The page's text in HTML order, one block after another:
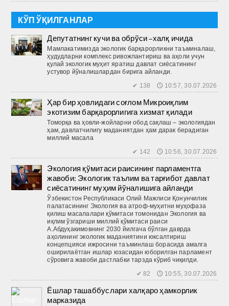
КЎП ЎҚИЛГАНЛАР
Депутатнинг кучи ва обрўси –халқ ичида
Мамлакатимизда экологик барқарорликни таъминалаш,
ҳудудларни комплекс ривожлантириш ва аҳоли учун
қулай экологик муҳит яратиш давлат сиёсатининг
устувор йўналишлардан бирига айланди.
✔ 138 🕔 10:57, 30.07.2026
Ҳар бир ҳовлидаги соғлом Микроиқлим
экотизим барқарорлигига хизмат қилади
Томорқа ва ҳовли-жойларни обод сақлаш – экологиядан
ҳам, давлатчилигу маданиятдан ҳам дарак берадиган
миллий масала
✔ 142 🕔 10:56, 30.07.2026
Экология қўмитаси раисининг парламентга
жавоби: Экологик таълим ва тарғибот давлат
сиёсатининг муҳим йўналишига айланди
Ўзбекистон Республикаси Олий Мажлиси Қонунчилик
палатасининг Экология ва атроф-муҳитни муҳофаза
қилиш масалалари қўмитаси томонидан Экология ва
иқлим ўзгариши миллий қўмитаси раиси
А.Абдуҳакимовнинг 2030 йилгача бўлган даврда
аҳолининг экологик маданиятини юксалтириш
концепцияси ижросини таъминлаш борасида амалга
оширилаётган ишлар юзасидан юборилган парламент
сўровига жавоби дастлабки тарзда кўриб чиқилди.
✔ 82 🕔 10:55, 30.07.2026
Ёшлар ташаббуслари халқаро ҳамкорлик
марказида